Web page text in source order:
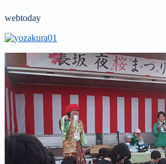
webtoday